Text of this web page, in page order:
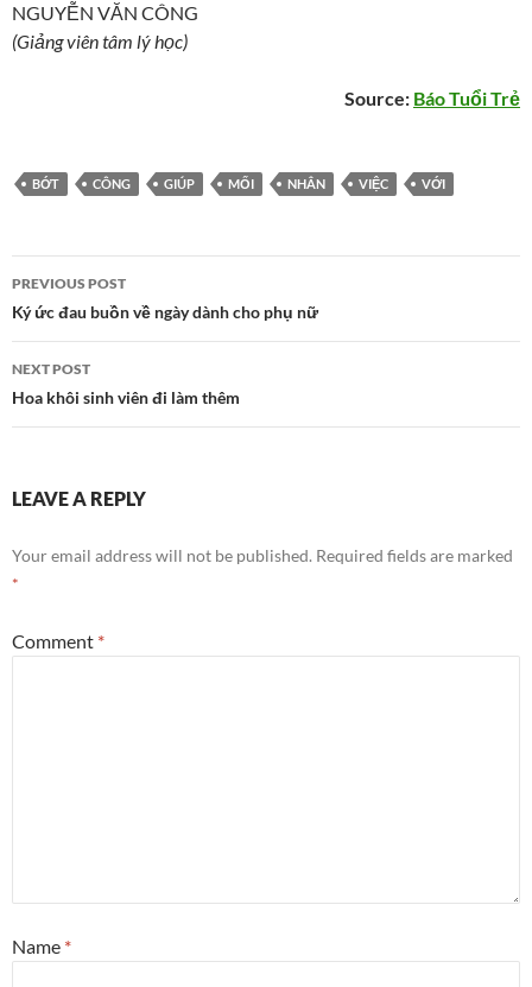
NGUYỄN VĂN CÔNG
(Giảng viên tâm lý học)
Source: Báo Tuổi Trẻ
BỚT CÔNG GIÚP MỐI NHÂN VIỆC VỚI
Post
navigation
PREVIOUS POST
Ký ức đau buồn về ngày dành cho phụ nữ
NEXT POST
Hoa khôi sinh viên đi làm thêm
LEAVE A REPLY
Your email address will not be published. Required fields are marked
*
Comment *
Name *